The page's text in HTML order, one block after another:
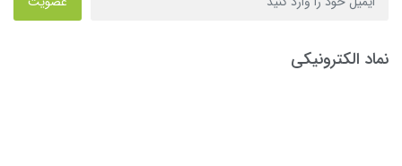
نماد الکترونیکی